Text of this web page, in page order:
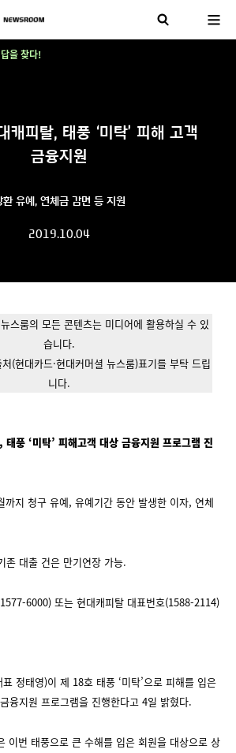
캐피탈, 태풍 ‘미탁’ 피해 고객
금융지원
환 유예, 연체금 감면 등 지원
2019.10.04
스룸의 모든 콘텐츠는 미디어에 활용하실 수 있
습니다.
(현대카드·현대커머셜 뉴스룸)표기를 부탁 드립
니다.
풍 ‘미탁’ 피해고객 대상 금융지원 프로그램 진
지 청구 유예, 유예기간 동안 발생한 이자, 연체
대출 건은 만기연장 가능.
6000) 또는 현대캐피탈 대표번호(1588-2114)
표 정태영)이 제 18호 태풍 ‘미탁’으로 피해를 입은
융지원 프로그램을 진행한다고 4일 밝혔다.
이번 태풍으로 큰 수해를 입은 회원을 대상으로 상
을 찾다!
을 찾다!